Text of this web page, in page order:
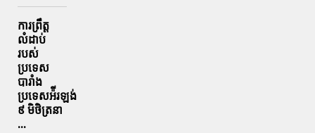
ការព្រឹត្ត
លំដាប់
របស់
ប្រទេស
បារាំង
ប្រទេសអ៉ីរឡង់
៩ មិថិត្រនា
...